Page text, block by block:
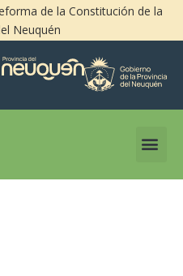
de la Constitución de la
Neuquén